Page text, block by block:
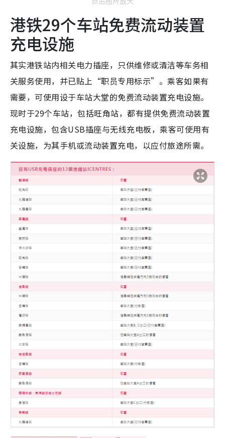
港铁29个车站免费流动装置
充电设施
其实港铁站内相关电力插座，只供维修或清洁等车务相
关服务使用，并已贴上“职员专用标示”。乘客如果有
需要，可使用设于车站大堂的免费流动装置充电设施。
现时于29个车站，包括旺角站，都有提供免费流动装置
充电设施，包含USB插座与无线充电板，乘客可使用有
关设施，为其手机或流动装置充电，以应付旅途所需。